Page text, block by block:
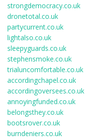
strongdemocracy.co.uk
dronetotal.co.uk
partycurrent.co.uk
lightalso.co.uk
sleepyguards.co.uk
stephensmoke.co.uk
trialuncomfortable.co.uk
accordingchapel.co.uk
accordingoversees.co.uk
annoyingfunded.co.uk
belongsthey.co.uk
bootsrover.co.uk
burndeniers.co.uk